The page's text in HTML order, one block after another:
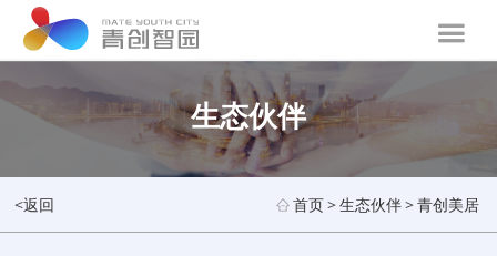
生态伙伴
<返回 首页>生态伙伴>青创美居